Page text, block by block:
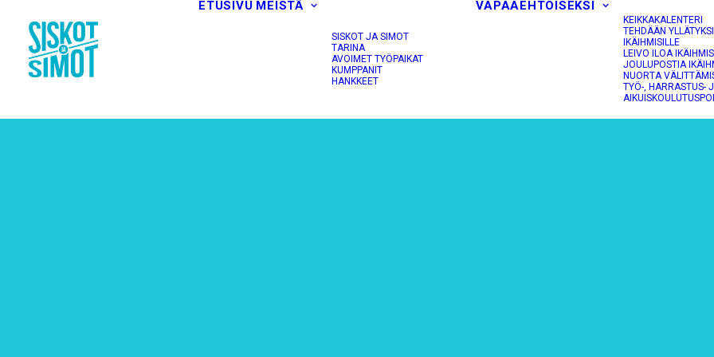
ETUSIVU MEISTÄ
SISKOT JA SIMOT
TARINA
AVOIMET TYÖPAIKAT
KUMPPANIT
HANKKEET
VAPAAEHTOISEKSI
KEIKKAKALENTERI
TEHDÄÄN
IKÄIHMISILLE
LEIVO ILOA
JOULUPOSTIA
NUORTA
TYÖ-, HARRASTUS-